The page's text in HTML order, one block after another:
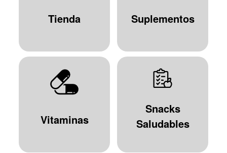
Tienda Suplementos
Vitaminas
Snacks
Saludables